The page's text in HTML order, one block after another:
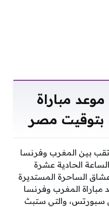
مباراة
بتوقيت مصر
بين المغرب وفرنسا
الحادية عشرة
الساحرة المستديرة
المغرب وفرنسا
سبورتس، والتي ستبث